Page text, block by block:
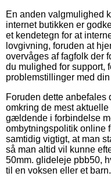
En anden valgmulighed
internet butikken er
et kendetegn for at
lovgivning, foruden at
overvåges af fagfolk der
du mulighed for support,
problemstillinger med
Foruden dette anbefales
omkring de mest
gældende i forbindelse
ombytningspolitik online
samtidig vigtigt, at man
så man altid vil kunne
50mm. glideleje pbb50,
til en voksen eller et barn.